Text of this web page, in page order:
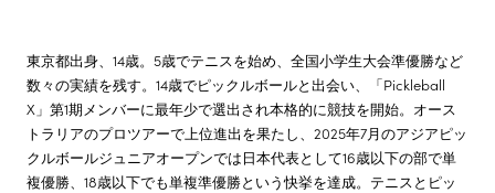
東京都出身、14歳。5歳でテニスを始め、全国小学生大会準優勝など
数々の実績を残す。14歳でピックルボールと出会い、「Pickleball
X」第1期メンバーに最年少で選出され本格的に競技を開始。オース
トラリアのプロツアーで上位進出を果たし、2025年7月のアジアピッ
クルボールジュニアオープンでは日本代表として16歳以下の部で単
複優勝、18歳以下でも単複準優勝という快挙を達成。テニスとピッ